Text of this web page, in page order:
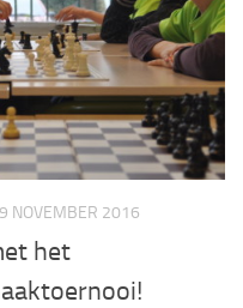
NOVEMBER 2016
het